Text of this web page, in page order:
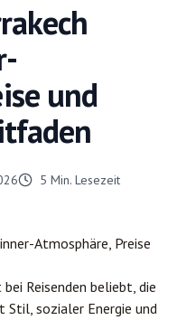
und
5 Min. Lesezeit
Atmosphäre, Preise
Reisenden beliebt, die
Stil, sozialer Energie und